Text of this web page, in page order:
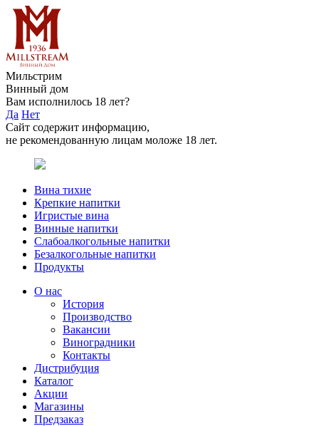
Мильстрим
Винный дом
Вам исполнилось 18 лет?
Да Нет
Сайт содержит информацию,
не рекомендованную лицам моложе 18 лет.
Вина тихие
Крепкие напитки
Игристые вина
Винные напитки
Слабоалкогольные напитки
Безалкогольные напитки
Продукты
О нас
История
Производство
Вакансии
Виноградники
Контакты
Дистрибуция
Каталог
Акции
Магазины
Предзаказ